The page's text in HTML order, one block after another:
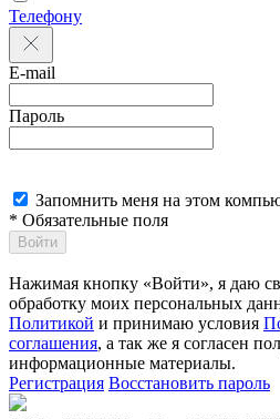
Телефону
E-mail
Пароль
Запомнить меня на этом
* Обязательные поля
Войти
Нажимая кнопку «Войти», я даю
обработку моих персональных
Политикой и принимаю условия
соглашения, а так же я согласен
информационные материалы.
Регистрация Восстановить пароль